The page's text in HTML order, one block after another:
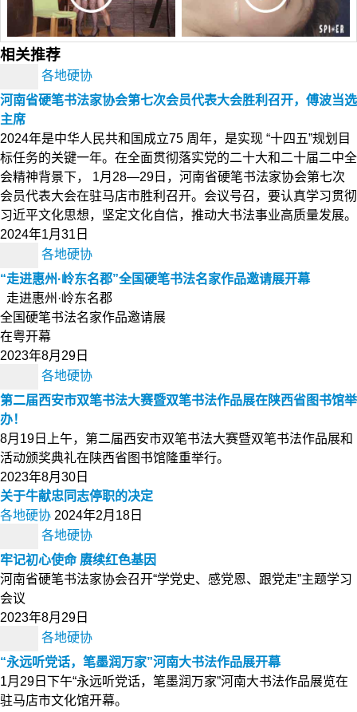
相关推荐
各地硬协
河南省硬笔书法家协会第七次会员代表大会胜利召开，傅波当选
主席
2024年是中华人民共和国成立75 周年，是实现 “十四五”规划目
标任务的关键一年。在全面贯彻落实党的二十大和二十届二中全
会精神背景下， 1月28—29日，河南省硬笔书法家协会第七次
会员代表大会在驻马店市胜利召开。会议号召，要认真学习贯彻
习近平文化思想，坚定文化自信，推动大书法事业高质量发展。
2024年1月31日
各地硬协
“走进惠州·岭东名郡”全国硬笔书法名家作品邀请展开幕
走进惠州·岭东名郡
全国硬笔书法名家作品邀请展
在粤开幕
2023年8月29日
各地硬协
第二届西安市双笔书法大赛暨双笔书法作品展在陕西省图书馆举
办！
8月19日上午，第二届西安市双笔书法大赛暨双笔书法作品展和
活动颁奖典礼在陕西省图书馆隆重举行。
2023年8月30日
关于牛献忠同志停职的决定
各地硬协 2024年2月18日
各地硬协
牢记初心使命 赓续红色基因
河南省硬笔书法家协会召开“学党史、感党恩、跟党走”主题学习
会议
2023年8月29日
各地硬协
“永远听党话，笔墨润万家”河南大书法作品展开幕
1月29日下午“永远听党话，笔墨润万家”河南大书法作品展览在
驻马店市文化馆开幕。